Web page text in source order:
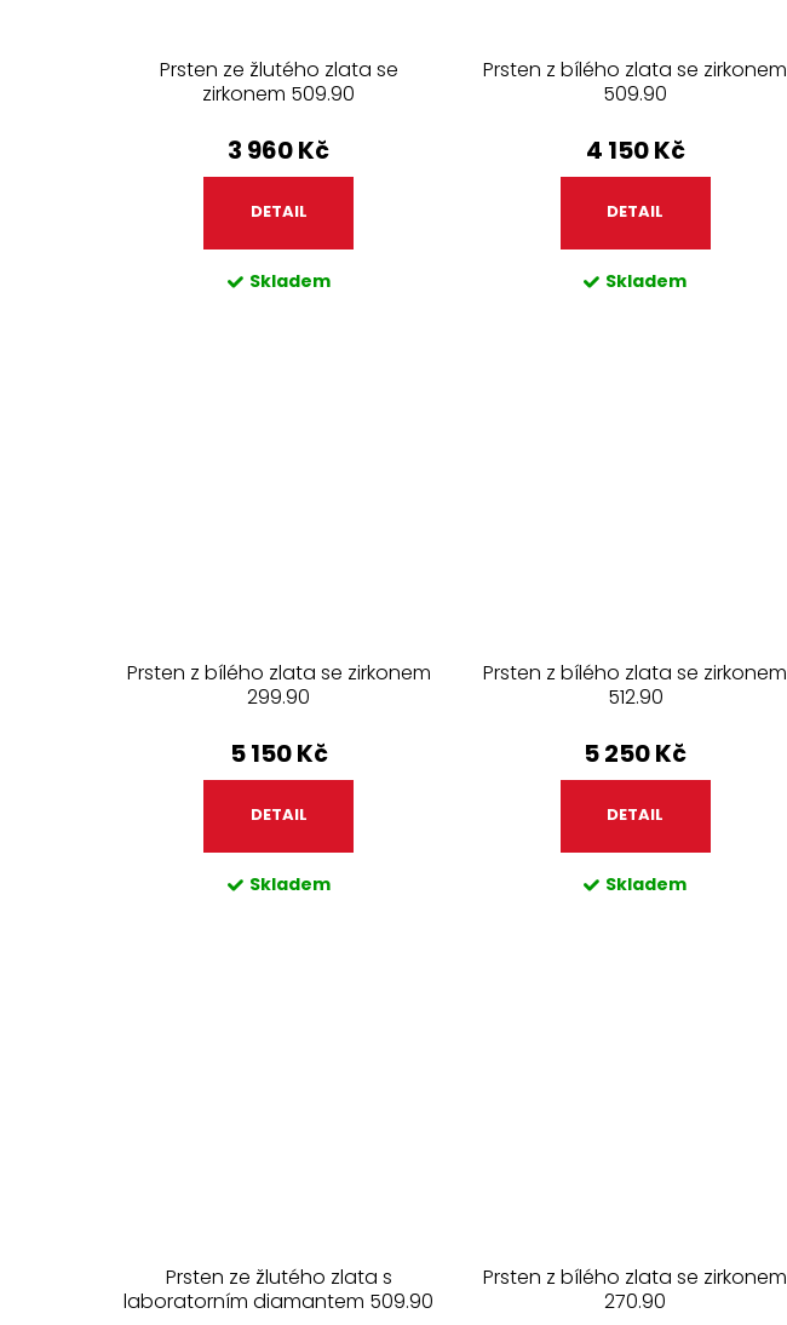
Prsten ze žlutého zlata se
zirkonem 509.90
3 960 Kč
DETAIL
Skladem
Prsten z bílého zlata se zirkonem
509.90
4 150 Kč
DETAIL
Skladem
Prsten z bílého zlata se zirkonem
299.90
5 150 Kč
DETAIL
Skladem
Prsten z bílého zlata se zirkonem
512.90
5 250 Kč
DETAIL
Skladem
Prsten ze žlutého zlata s
laboratorním diamantem 509.90
Prsten z bílého zlata se zirkonem
270.90